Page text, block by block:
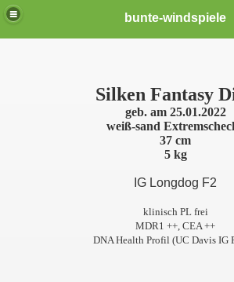
bunte-windspiele
Silken Fantasy
geb. am 25.01.2022
weiß-sand
37 cm
5 kg
IG Longdog F2
klinisch PL frei
MDR1 ++, CEA ++
DNA Health Profil (UC Davis IG